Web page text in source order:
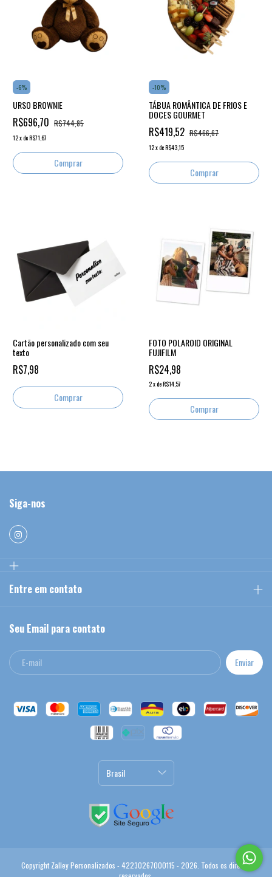
-6%
URSO BROWNIE
R$696,70 R$744,85
12xdeR$71,67
-10%
TÁBUA ROMÂNTICA DE FRIOS E
DOCES GOURMET
R$419,52 R$466,67
12xdeR$43,15
Cartão personalizado com seu
texto
R$7,98
FOTO POLAROID ORIGINAL
FUJIFILM
R$24,98
2xdeR$14,57
Comprar
Siga-nos
Entre em contato
Seu Email para contato
Copyright Zalley Personalizados - 42230267000115 - 2026. Todos os direitos